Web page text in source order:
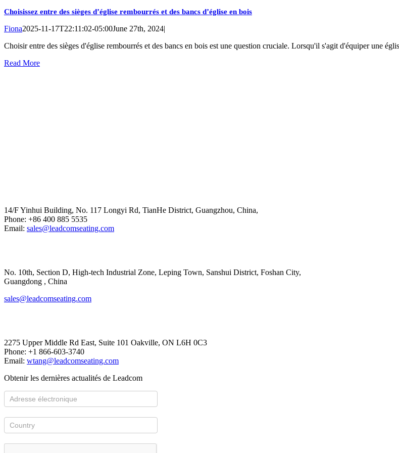
Choisissez entre des sièges d’église rembourrés et des bancs d’église en bois
Fiona2025-11-17T22:11:02-05:00June 27th, 2024|
Choisir entre des sièges d'église rembourrés et des bancs en bois est une question cruciale. Lorsqu'il s'agit d'équiper une
Read More
14/F Yinhui Building, No. 117 Longyi Rd, TianHe District, Guangzhou, China,
Phone: +86 400 885 5535
Email: sales@leadcomseating.com
No. 10th, Section D, High-tech Industrial Zone, Leping Town, Sanshui District, Foshan City,
​​​​​​​Guangdong , China
sales@leadcomseating.com
2275 Upper Middle Rd East, Suite 101 Oakville, ON L6H 0C3
Phone: +1 866-603-3740
Email: wtang@leadcomseating.com
Obtenir les dernières actualités de Leadcom